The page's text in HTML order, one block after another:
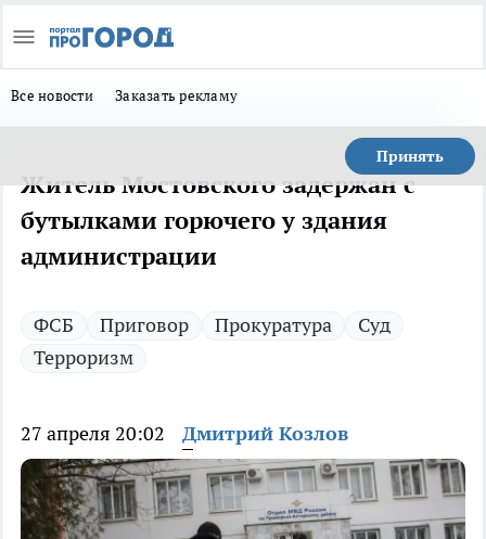
Все новости Заказать рекламу
Принять
Житель Мостовского задержан с
бутылками горючего у здания
администрации
ФСБ Приговор Прокуратура
Суд
Терроризм
27 апреля 20:02 Дмитрий Козлов